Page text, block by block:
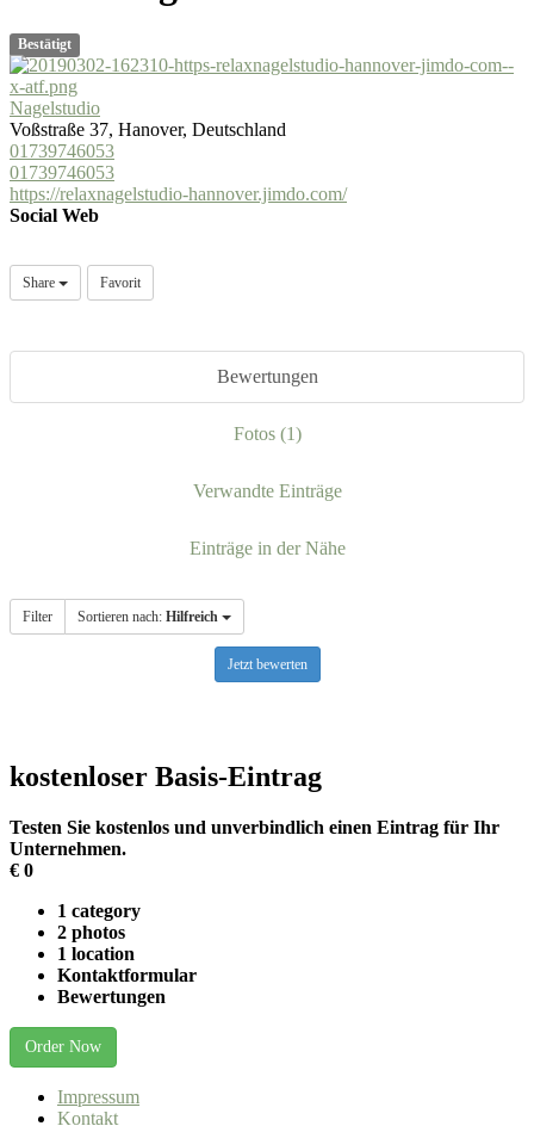
Bestätigt
Nagelstudio
Voßstraße 37, Hanover, Deutschland
01739746053
01739746053
https://relaxnagelstudio-hannover.jimdo.com/
Social Web
Share Favorit
Bewertungen
Fotos (1)
Verwandte Einträge
Einträge in der Nähe
Filter Sortieren nach: Hilfreich
Jetzt bewerten
kostenloser Basis-Eintrag
Testen Sie kostenlos und unverbindlich einen Eintrag für Ihr
Unternehmen.
€ 0
1 category
2 photos
1 location
Kontaktformular
Bewertungen
Order Now
Impressum
Kontakt